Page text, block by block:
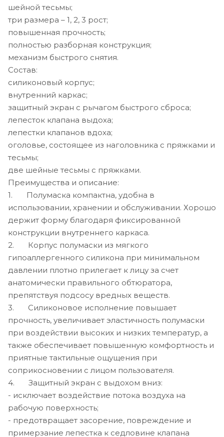
шейной тесьмы;
три размера – 1, 2, 3 рост;
повышенная прочность;
полностью разборная конструкция;
механизм быстрого снятия.
Состав:
силиконовый корпус;
внутренний каркас;
защитный экран с рычагом быстрого сброса;
лепесток клапана выдоха;
лепестки клапанов вдоха;
оголовье, состоящее из наголовника с пряжками и
тесьмы;
две шейные тесьмы с пряжками.
Преимущества и описание:
1. Полумаска компактна, удобна в
использовании, хранении и обслуживании. Хорошо
держит форму благодаря фиксированной
конструкции внутреннего каркаса.
2. Корпус полумаски из мягкого
гипоаллергенного силикона при минимальном
давлении плотно прилегает к лицу за счет
анатомически правильного обтюратора,
препятствуя подсосу вредных веществ.
3. Силиконовое исполнение повышает
прочность, увеличивает эластичность полумаски
при воздействии высоких и низких температур, а
также обеспечивает повышенную комфортность и
приятные тактильные ощущения при
соприкосновении с лицом пользователя.
4. Защитный экран с выдохом вниз:
- исключает воздействие потока воздуха на
рабочую поверхность;
- предотвращает засорение, повреждение и
примерзание лепестка к седловине клапана